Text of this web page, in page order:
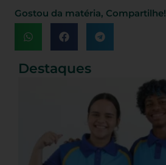
Gostou da matéria, Compartilhe!
Destaques